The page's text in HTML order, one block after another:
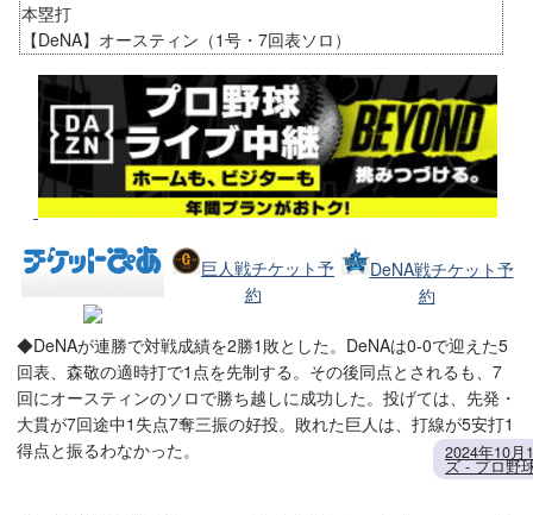
本塁打
【DeNA】オースティン（1号・7回表ソロ）
巨人戦チケット予
約
DeNA戦チケット予
約
◆DeNAが連勝で対戦成績を2勝1敗とした。DeNAは0-0で迎えた5
回表、森敬の適時打で1点を先制する。その後同点とされるも、7
回にオースティンのソロで勝ち越しに成功した。投げては、先発・
大貫が7回途中1失点7奪三振の好投。敗れた巨人は、打線が5安打1
得点と振るわなかった。
2024年10月
ズ - プロ野